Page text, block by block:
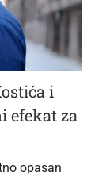
i
efekat za
opasan